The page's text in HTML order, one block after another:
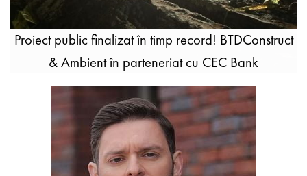
Proiect public finalizat în timp record! BTDConstruct
& Ambient în parteneriat cu CEC Bank